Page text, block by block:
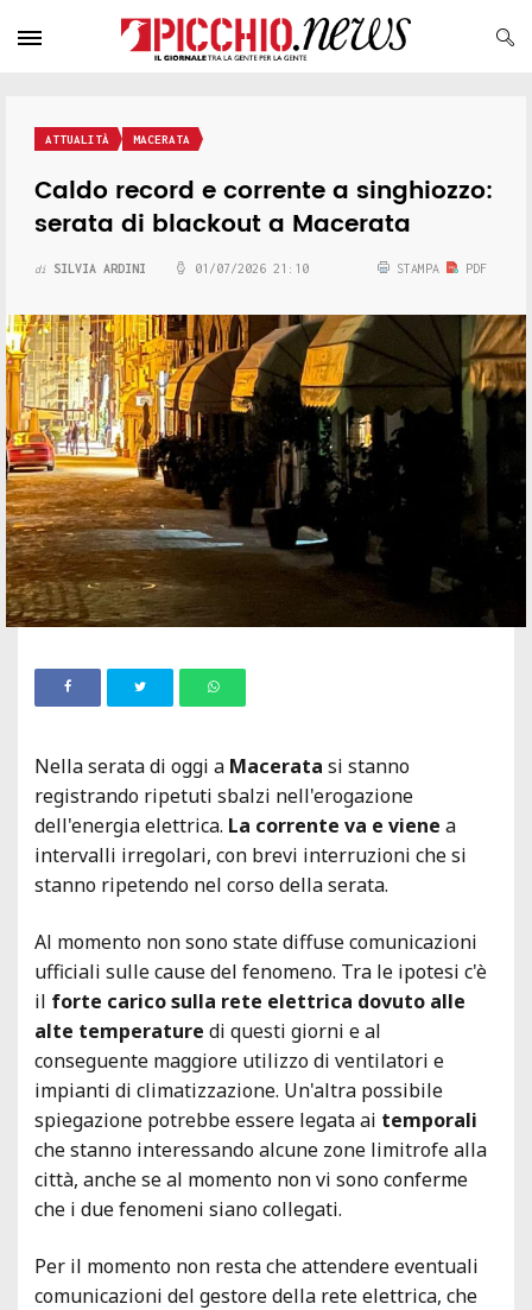
ATTUALITÀ MACERATA
Caldo record e corrente a singhiozzo:
serata di blackout a Macerata
di SILVIA ARDINI 01/07/2026 21:10 STAMPA PDF
Nella serata di oggi a Macerata si stanno
registrando ripetuti sbalzi nell'erogazione
dell'energia elettrica. La corrente va e viene a
intervalli irregolari, con brevi interruzioni che si
stanno ripetendo nel corso della serata.
Al momento non sono state diffuse comunicazioni
ufficiali sulle cause del fenomeno. Tra le ipotesi c'è
il forte carico sulla rete elettrica dovuto alle
alte temperature di questi giorni e al
conseguente maggiore utilizzo di ventilatori e
impianti di climatizzazione. Un'altra possibile
spiegazione potrebbe essere legata ai temporali
che stanno interessando alcune zone limitrofe alla
città, anche se al momento non vi sono conferme
che i due fenomeni siano collegati.
Per il momento non resta che attendere eventuali
comunicazioni del gestore della rete elettrica, che